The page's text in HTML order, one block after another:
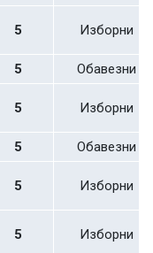
5 Изборни
5
Обавезни
5 Изборни
5
Обавезни
5 Изборни
5 Изборни